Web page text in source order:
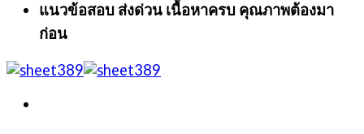
แนวข้อสอบ ส่งด่วน เนื้อหาครบ คุณภาพต้องมา
ก่อน